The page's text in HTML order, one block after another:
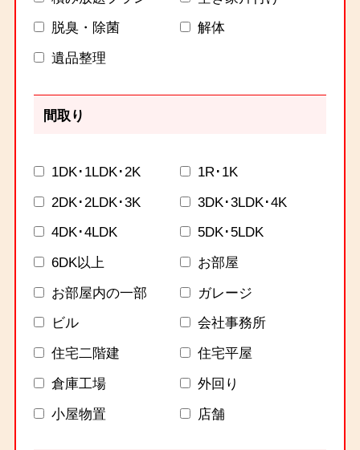
脱臭・除菌
解体
遺品整理
間取り
1DK･1LDK･2K
1R･1K
2DK･2LDK･3K
3DK･3LDK･4K
4DK･4LDK
5DK･5LDK
6DK以上
お部屋
お部屋内の一部
ガレージ
ビル
会社事務所
住宅二階建
住宅平屋
倉庫工場
外回り
小屋物置
店舗